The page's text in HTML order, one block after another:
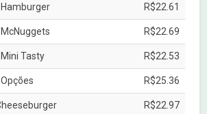
Hamburger R$22.61
R$22.69
Tasty R$22.53
R$25.36
R$22.97